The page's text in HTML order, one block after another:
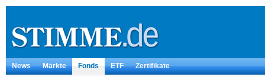
News Märkte Fonds ETF Zertifikate